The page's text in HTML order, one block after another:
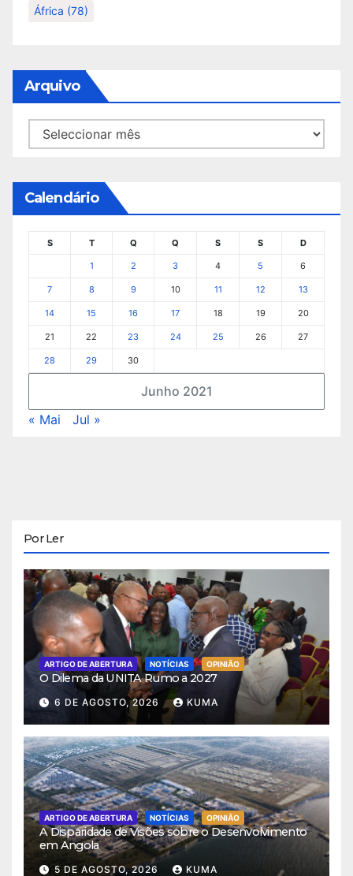
África (78)
Arquivo
Arquivo
Calendário
Junho 2021
S T Q Q S S D
1 2 3 4 5 6
7 8 9 10 11 12 13
14 15 16 17 18 19 20
21 22 23 24 25 26 27
28 29 30
« Mai Jul »
Por Ler
ARTIGO DE ABERTURA NOTÍCIAS OPINIÃO
O Dilema da UNITA Rumo a 2027
6 DE AGOSTO, 2026 KUMA
ARTIGO DE ABERTURA NOTÍCIAS OPINIÃO
A Disparidade de Visões sobre o Desenvolvimento
em Angola
5 DE AGOSTO, 2026 KUMA